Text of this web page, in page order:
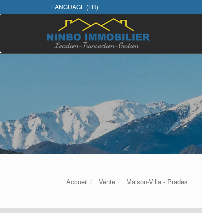
LANGUAGE (FR)
Accueil Vente Maison-Villa - Prades